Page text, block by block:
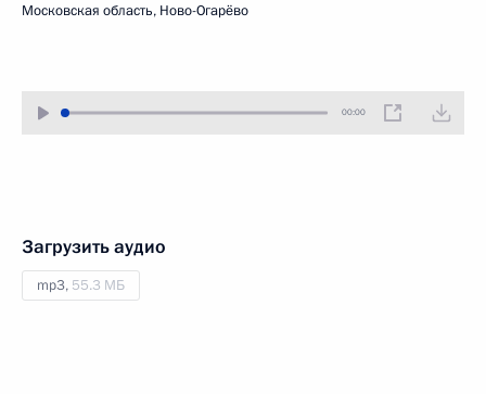
Московская область, Ново-Огарёво
00:00
Загрузить аудио
mp3, 55.3 МБ